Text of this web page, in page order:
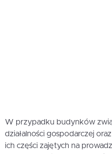
W przypadku budynków
działalności gospodarczej
ich części zajętych na